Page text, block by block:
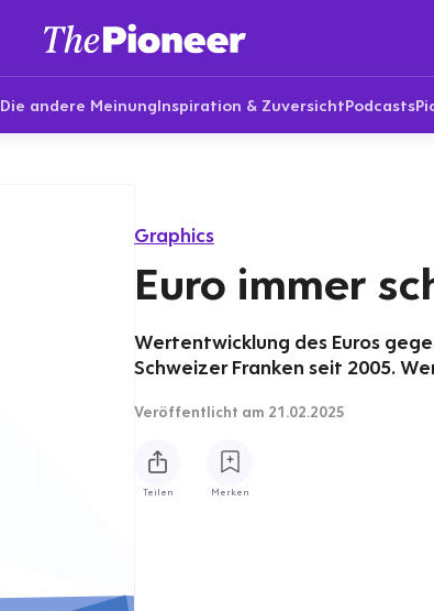
Die andere MeinungInspiration & ZuversichtPodcasts
Graphics
Euro immer
Wertentwicklung des Euros
Schweizer Franken seit 2005.
Veröffentlicht am 21.02.2025
Teilen Merken